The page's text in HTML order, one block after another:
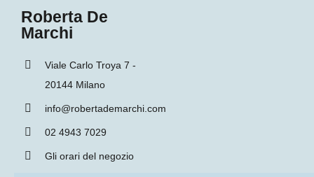
Roberta De
Marchi
Viale Carlo Troya 7 -
20144 Milano
info@robertademarchi.com
02 4943 7029
Gli orari del negozio